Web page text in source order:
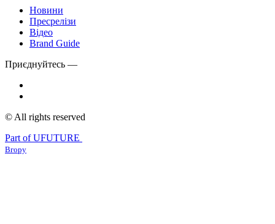
Новини
Пресрелізи
Відео
Brand Guide
Приєднуйтесь —
© All rights reserved
Part of UFUTURE
Вгору